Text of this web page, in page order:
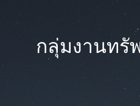
กลุ่มงานทรั